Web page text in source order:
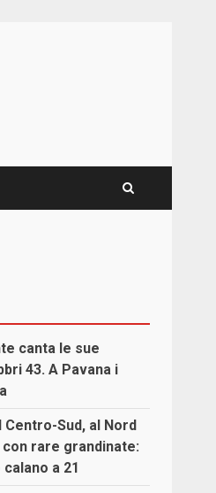
canta le sue
43. A Pavana i
Sud, al Nord
rare grandinate:
a 21